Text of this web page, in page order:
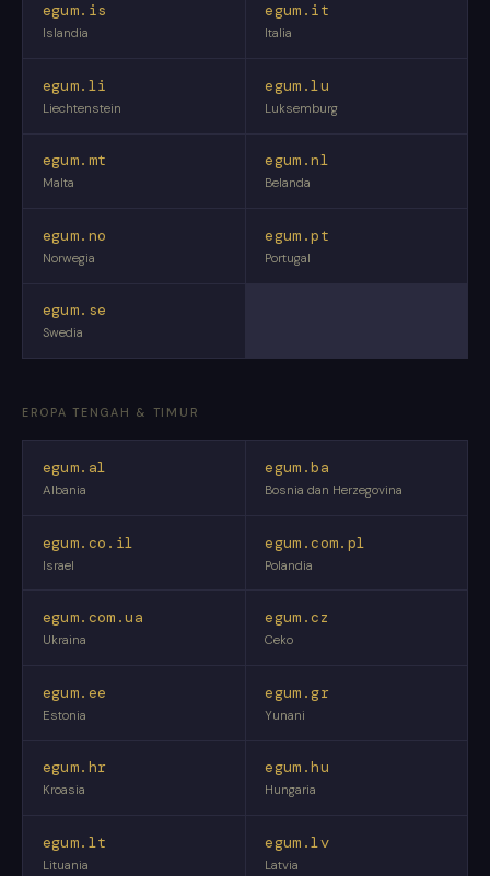
egum.is
Islandia
egum.it
Italia
egum.li
Liechtenstein
egum.lu
Luksemburg
egum.mt
Malta
egum.nl
Belanda
egum.no
Norwegia
egum.pt
Portugal
egum.se
Swedia
EROPA TENGAH & TIMUR
egum.al
Albania
egum.ba
Bosnia dan Herzegovina
egum.co.il
Israel
egum.com.pl
Polandia
egum.com.ua
Ukraina
egum.cz
Ceko
egum.ee
Estonia
egum.gr
Yunani
egum.hr
Kroasia
egum.hu
Hungaria
egum.lt
Lituania
egum.lv
Latvia